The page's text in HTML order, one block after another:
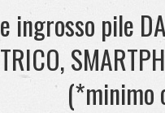
pile
(*minimo